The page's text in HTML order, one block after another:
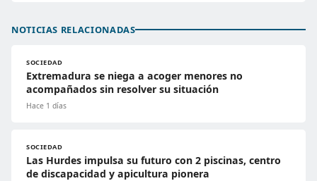
NOTICIAS RELACIONADAS
SOCIEDAD
Extremadura se niega a acoger menores no
acompañados sin resolver su situación
Hace 1 días
SOCIEDAD
Las Hurdes impulsa su futuro con 2 piscinas, centro
de discapacidad y apicultura pionera